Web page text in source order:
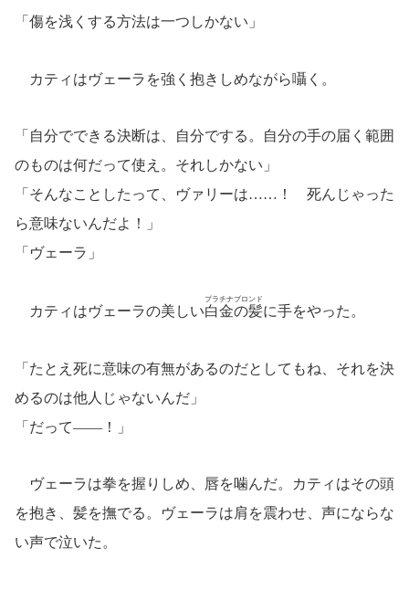
「傷を浅くする方法は一つしかない」
カティはヴェーラを強く抱きしめながら囁く。
「自分でできる決断は、自分でする。自分の手の届く範囲
のものは何だって使え。それしかない」
「そんなことしたって、ヴァリーは……！ 死んじゃった
ら意味ないんだよ！」
「ヴェーラ」
カティはヴェーラの美しい白金の髪
プラチナブロンド
に手をやった。
「たとえ死に意味の有無があるのだとしてもね、それを決
めるのは他人じゃないんだ」
「だって――！」
ヴェーラは拳を握りしめ、唇を噛んだ。カティはその頭
を抱き、髪を撫でる。ヴェーラは肩を震わせ、声にならな
い声で泣いた。